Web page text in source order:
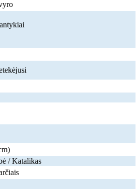
/ Katalikas